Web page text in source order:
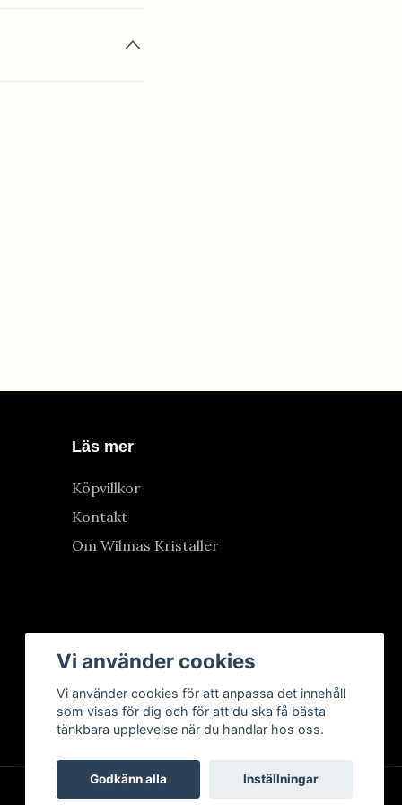
Läs mer
Köpvillkor
Kontakt
Om Wilmas Kristaller
Vi använder cookies
Vi använder cookies för att anpassa det innehåll
som visas för dig och för att du ska få bästa
tänkbara upplevelse när du handlar hos oss.
Godkänn alla Inställningar